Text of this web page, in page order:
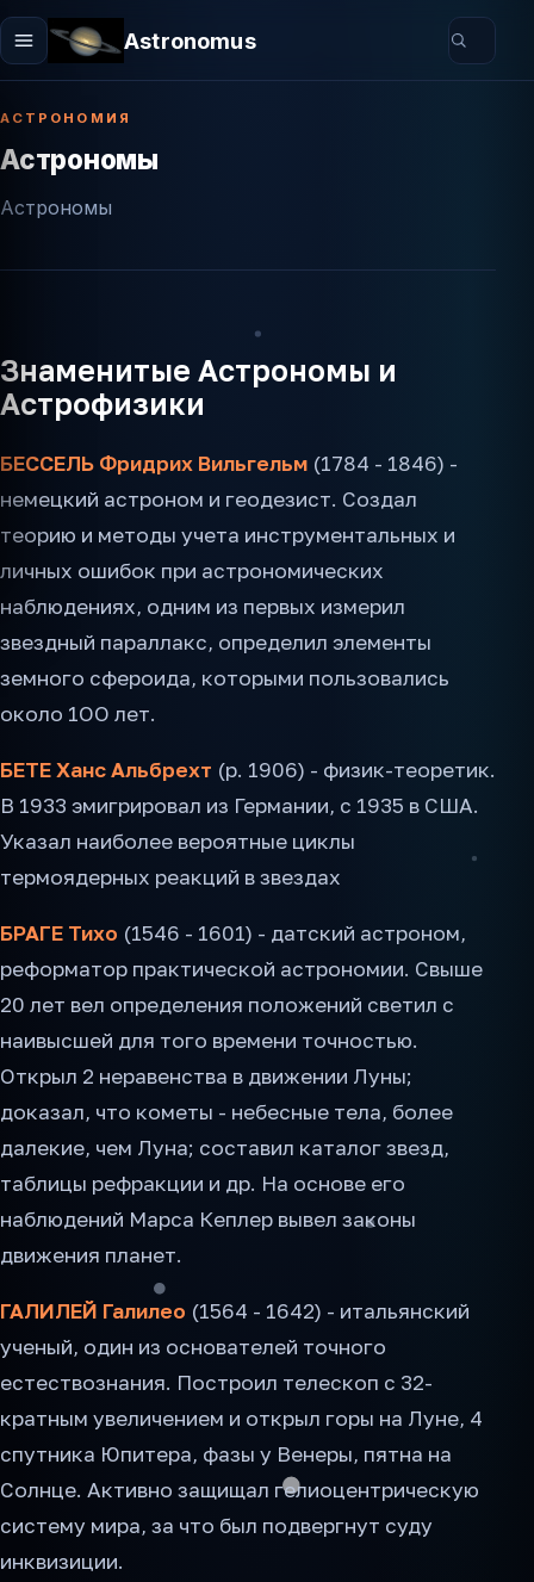
Astronomus
АСТРОНОМИЯ
Астрономы
Астрономы
Знаменитые Астрономы и
Астрофизики
БЕССЕЛЬ Фридрих Вильгельм (1784 - 1846) -
немецкий астроном и геодезист. Создал
теорию и методы учета инструментальных и
личных ошибок при астрономических
наблюдениях, одним из первых измерил
звездный параллакс, определил элементы
земного сфероида, которыми пользовались
около 1ОО лет.
БЕТЕ Ханс Альбрехт (р. 1906) - физик-теоретик.
В 1933 эмигрировал из Германии, с 1935 в США.
Указал наиболее вероятные циклы
термоядерных реакций в звездах
БРАГЕ Тихо (1546 - 1601) - датский астроном,
реформатор практической астрономии. Свыше
20 лет вел определения положений светил с
наивысшей для того времени точностью.
Открыл 2 неравенства в движении Луны;
доказал, что кометы - небесные тела, более
далекие, чем Луна; составил каталог звезд,
таблицы рефракции и др. На основе его
наблюдений Марса Кеплер вывел законы
движения планет.
ГАЛИЛЕЙ Галилео (1564 - 1642) - итальянский
ученый, один из основателей точного
естествознания. Построил телескоп с 32-
кратным увеличением и открыл горы на Луне, 4
спутника Юпитера, фазы у Венеры, пятна на
Солнце. Активно защищал гелиоцентрическую
систему мира, за что был подвергнут суду
инквизиции.